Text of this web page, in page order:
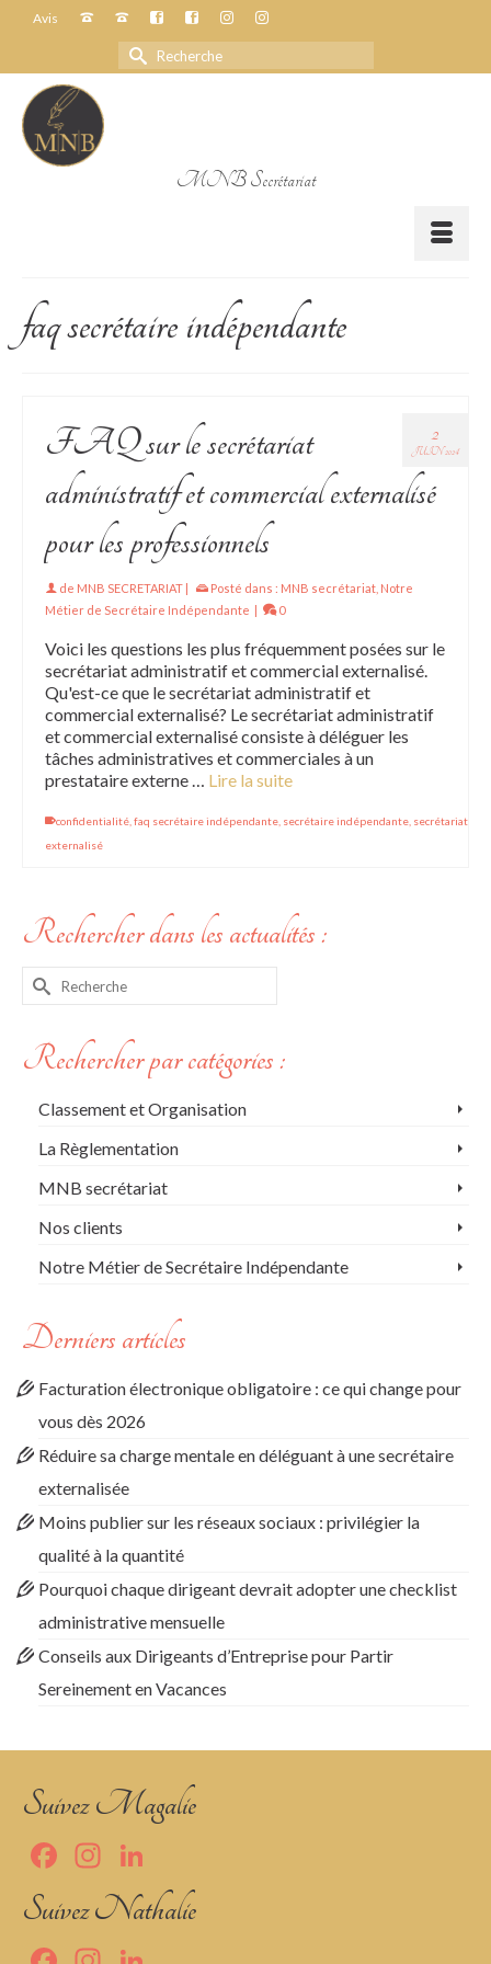
Avis
Rechercher :
MNB Secrétariat
faq secrétaire indépendante
2
JUIN 2024
FAQ sur le secrétariat
administratif et commercial externalisé
pour les professionnels
de MNB SECRETARIAT | Posté dans : MNB secrétariat Notre
Métier de Secrétaire Indépendante | 0
Voici les questions les plus fréquemment posées sur le
secrétariat administratif et commercial externalisé.
Qu'est-ce que le secrétariat administratif et
commercial externalisé? Le secrétariat administratif
et commercial externalisé consiste à déléguer les
tâches administratives et commerciales à un
prestataire externe … Lire la suite
confidentialité faq secrétaire indépendante secrétaire indépendante secrétariat
externalisé
Rechercher dans les actualités :
Rechercher :
Rechercher par catégories :
Classement et Organisation
La Règlementation
MNB secrétariat
Nos clients
Notre Métier de Secrétaire Indépendante
Derniers articles
Facturation électronique obligatoire : ce qui change pour
vous dès 2026
Réduire sa charge mentale en déléguant à une secrétaire
externalisée
Moins publier sur les réseaux sociaux : privilégier la
qualité à la quantité
Pourquoi chaque dirigeant devrait adopter une checklist
administrative mensuelle
Conseils aux Dirigeants d’Entreprise pour Partir
Sereinement en Vacances
Suivez Magalie
Facebook
Instagram
Suivez Nathalie